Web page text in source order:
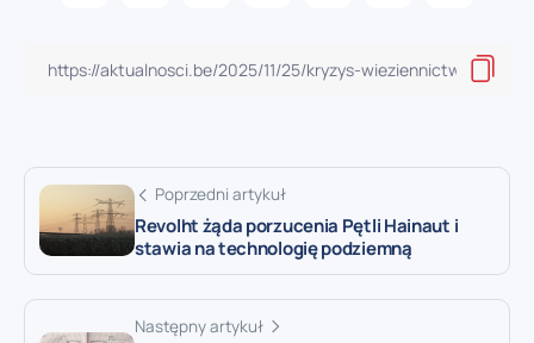
Poprzedni artykuł
Revolht żąda porzucenia Pętli Hainaut i
stawia na technologię podziemną
Następny artykuł